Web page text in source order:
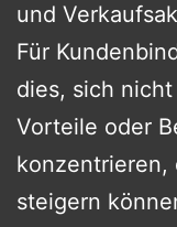
und
Für
dies, sich
Vorteile oder
konzentrieren,
steigern